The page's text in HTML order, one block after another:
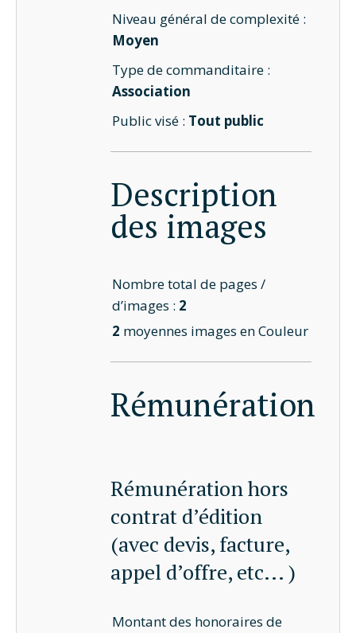
Niveau général de complexité :
Moyen
Type de commanditaire :
Association
Public visé : Tout public
Description
des images
Nombre total de pages /
d’images : 2
2 moyennes images en Couleur
Rémunération
Rémunération hors
contrat d’édition
(avec devis, facture,
appel d’offre, etc... )
Montant des honoraires de